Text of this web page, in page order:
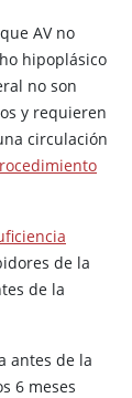
AV no
hipoplásico
no son
y requieren
circulación
de la
de la
antes de la
6 meses